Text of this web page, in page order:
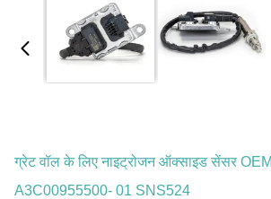
ग्रेट वॉल के लिए नाइट्रोजन ऑक्साइड सेंसर
A3C00955500- 01 SNS524